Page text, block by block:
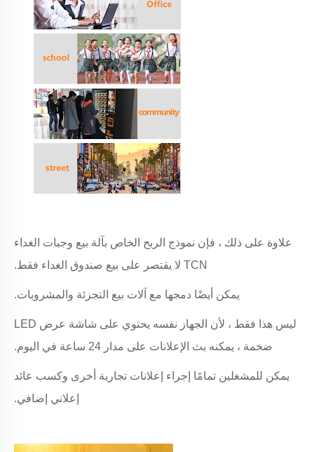
علاوة على ذلك ، فإن نموذج الربح الخاص بآلة بيع وجبات الغداء
TCN لا يقتصر على بيع صندوق الغداء فقط.
يمكن أيضًا دمجها مع آلات بيع التجزئة والمشروبات.
ليس هذا فقط ، لأن الجهاز نفسه يحتوي على شاشة عرض LED
ضخمة ، يمكنه بث الإعلانات على مدار 24 ساعة في اليوم.
يمكن للمشغلين تمامًا إجراء إعلانات تجارية أخرى وكسب عائد
إعلاني إضافي.